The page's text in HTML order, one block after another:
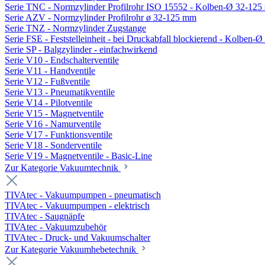
Serie TNC - Normzylinder Profilrohr ISO 15552 - Kolben-Ø 32-125
Serie AZV - Normzylinder Profilrohr ø 32-125 mm
Serie TNZ - Normzylinder Zugstange
Serie FSE - Feststelleinheit - bei Druckabfall blockierend - Kolben-Ø
Serie SP - Balgzylinder - einfachwirkend
Serie V10 - Endschalterventile
Serie V11 - Handventile
Serie V12 - Fußventile
Serie V13 - Pneumatikventile
Serie V14 - Pilotventile
Serie V15 - Magnetventile
Serie V16 - Namurventile
Serie V17 - Funktionsventile
Serie V18 - Sonderventile
Serie V19 - Magnetventile - Basic-Line
Zur Kategorie Vakuumtechnik
TIVAtec - Vakuumpumpen - pneumatisch
TIVAtec - Vakuumpumpen - elektrisch
TIVAtec - Saugnäpfe
TIVAtec - Vakuumzubehör
TIVAtec - Druck- und Vakuumschalter
Zur Kategorie Vakuumhebetechnik